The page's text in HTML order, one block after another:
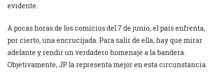
evidente.
A pocas horas de los comicios del 7 de junio, el país enfrenta,
por cierto, una encrucijada. Para salir de ella, hay que mirar
adelante y rendir un verdadero homenaje a la bandera.
Objetivamente, JP la representa mejor en esta circunstancia.